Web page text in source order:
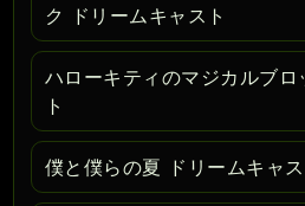
ク ドリームキャスト
ハローキティのマジカルブ
ト
僕と僕らの夏 ドリームキャス